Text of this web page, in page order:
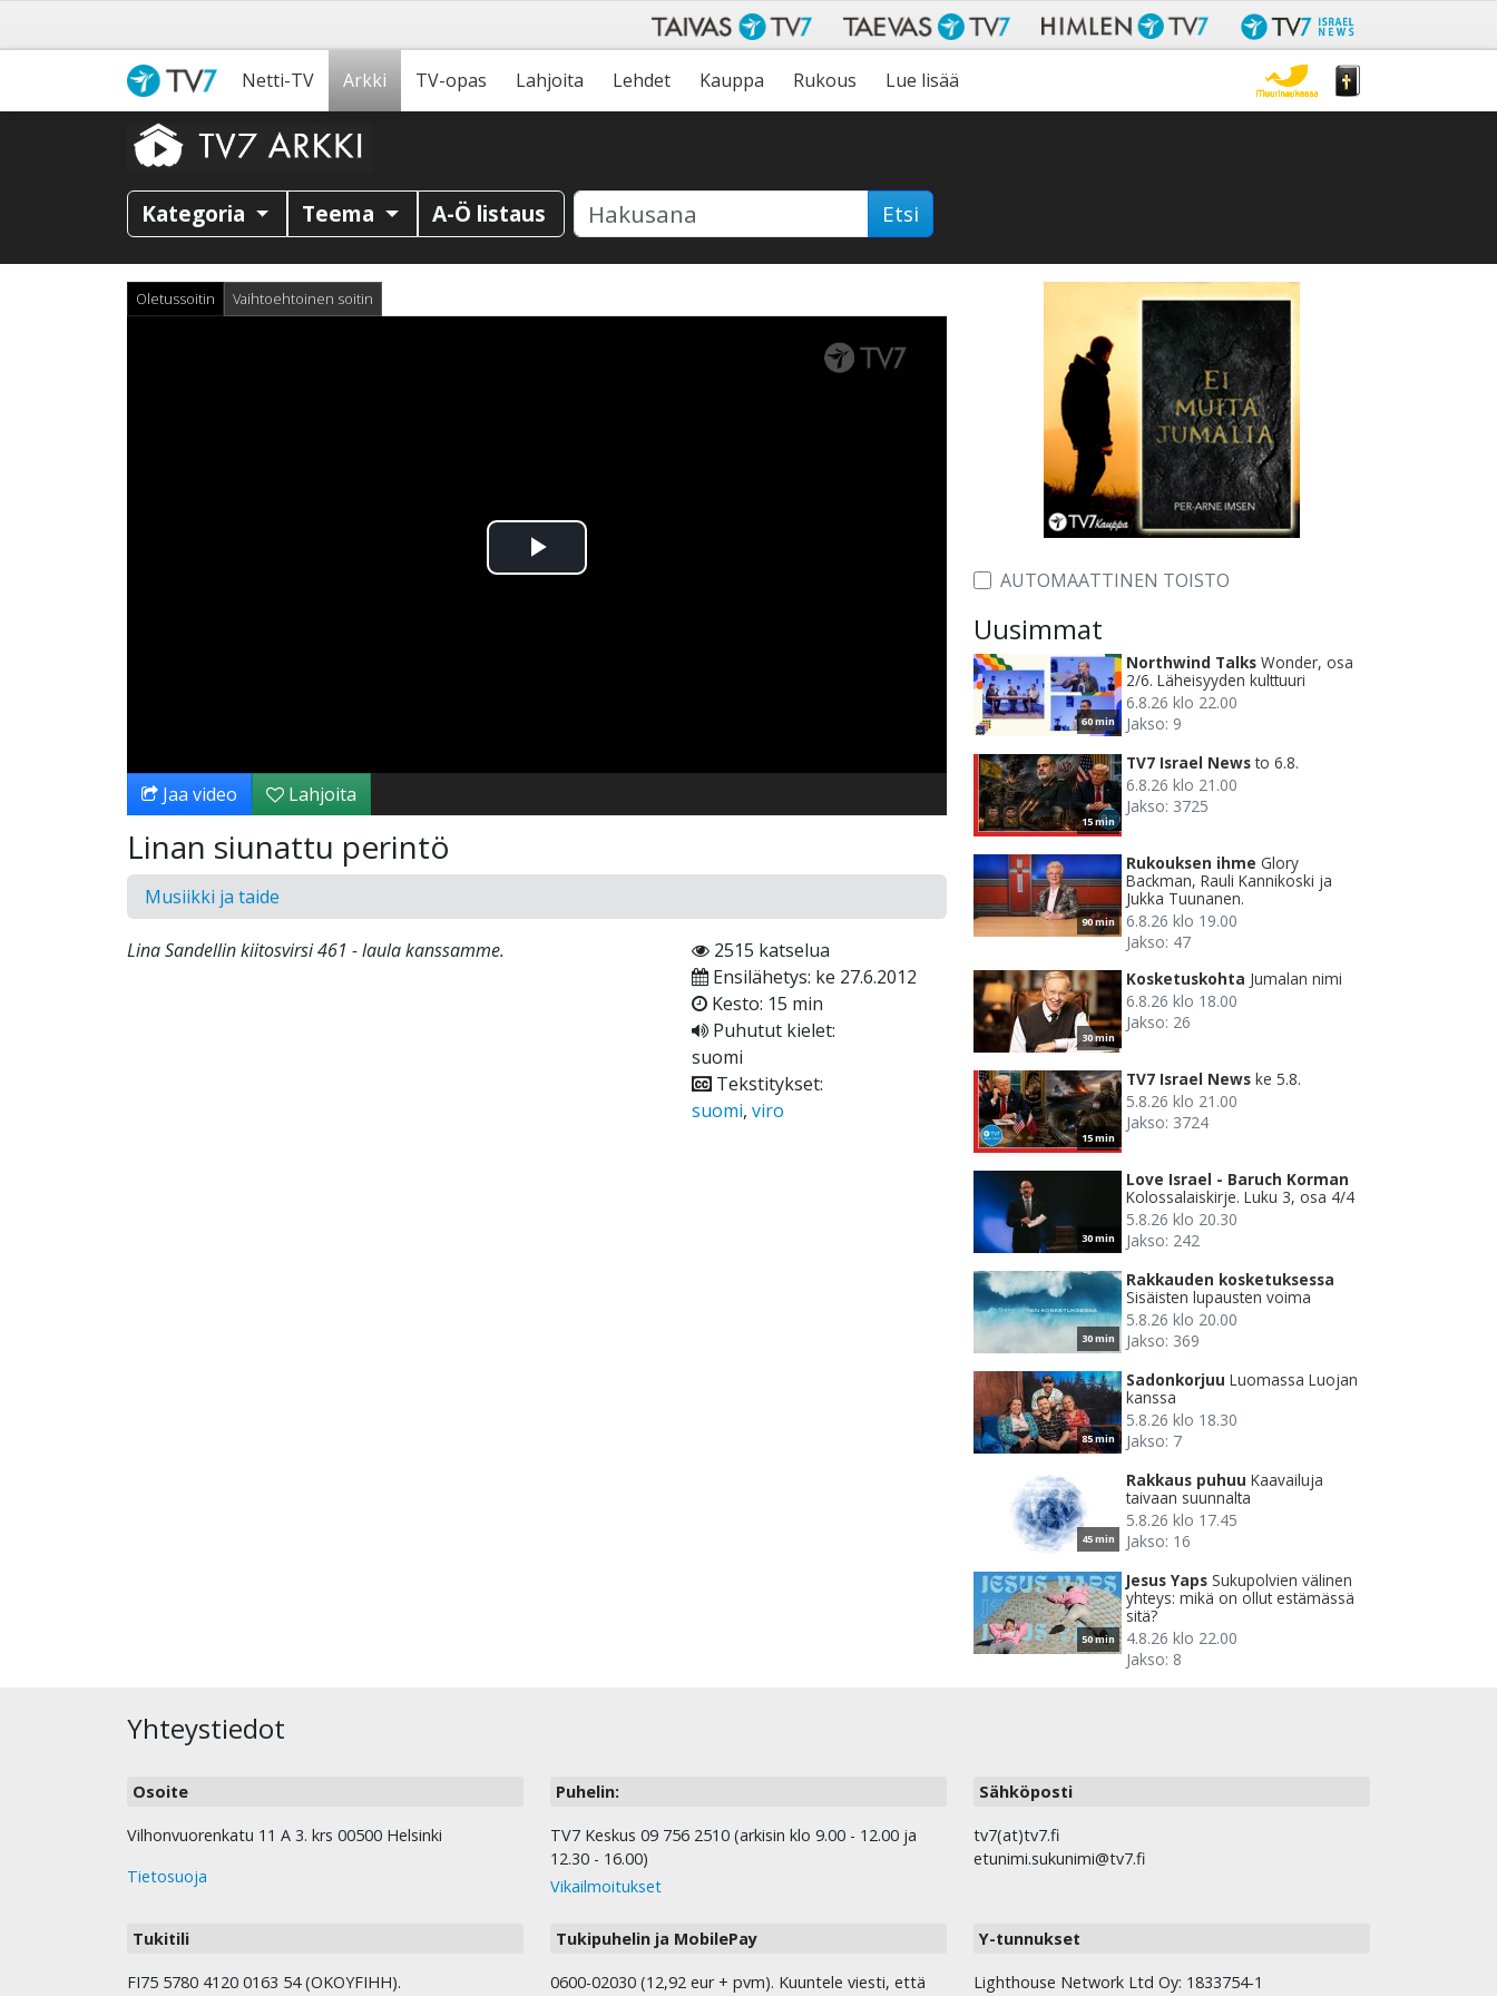
Netti-TV Arkki TV-opas Lahjoita Lehdet Kauppa Rukous Lue lisää
Kategoria Teema A-Ö listaus Etsi
Oletussoitin Vaihtoehtoinen soitin
Toista
Jaa video Lahjoita
Linan siunattu perintö
Musiikki ja taide
Lina Sandellin kiitosvirsi 461 - laula kanssamme.
2515 katselua
Ensilähetys: ke 27.6.2012
Kesto: 15 min
Puhutut kielet:
suomi
Tekstitykset:
suomi, viro
AUTOMAATTINEN TOISTO
Uusimmat
60 min
Northwind Talks Wonder, osa
2/6. Läheisyyden kulttuuri
6.8.26 klo 22.00
Jakso: 9
15 min
TV7 Israel News to 6.8.
6.8.26 klo 21.00
Jakso: 3725
90 min
Rukouksen ihme Glory
Backman, Rauli Kannikoski ja
Jukka Tuunanen.
6.8.26 klo 19.00
Jakso: 47
30 min
Kosketuskohta Jumalan nimi
6.8.26 klo 18.00
Jakso: 26
15 min
TV7 Israel News ke 5.8.
5.8.26 klo 21.00
Jakso: 3724
30 min
Love Israel - Baruch Korman
Kolossalaiskirje. Luku 3, osa 4/4
5.8.26 klo 20.30
Jakso: 242
30 min
Rakkauden kosketuksessa
Sisäisten lupausten voima
5.8.26 klo 20.00
Jakso: 369
85 min
Sadonkorjuu Luomassa Luojan
kanssa
5.8.26 klo 18.30
Jakso: 7
45 min
Rakkaus puhuu Kaavailuja
taivaan suunnalta
5.8.26 klo 17.45
Jakso: 16
50 min
Jesus Yaps Sukupolvien välinen
yhteys: mikä on ollut estämässä
sitä?
4.8.26 klo 22.00
Jakso: 8
Yhteystiedot
Osoite
Vilhonvuorenkatu 11 A 3. krs 00500 Helsinki
Tietosuoja
Puhelin:
TV7 Keskus 09 756 2510 (arkisin klo 9.00 - 12.00 ja
12.30 - 16.00)
Vikailmoitukset
Sähköposti
tv7(at)tv7.fi
etunimi.sukunimi@tv7.fi
Tukitili
FI75 5780 4120 0163 54 (OKOYFIHH).
Tukipuhelin ja MobilePay
0600-02030 (12,92 eur + pvm). Kuuntele viesti, että
Y-tunnukset
Lighthouse Network Ltd Oy: 1833754-1